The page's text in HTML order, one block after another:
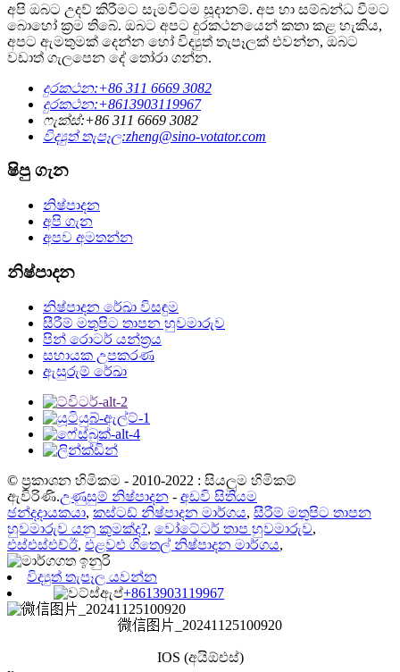
අපි ඔබට උදව් කිරීමට සැමවිටම සූදානම්. අප හා සම්බන්ධ වීමට
බොහෝ ක්‍රම තිබේ. ඔබට අපට දුරකථනයෙන් කතා කළ හැකිය,
අපට ඇමතුමක් දෙන්න හෝ විද්‍යුත් තැපෑලක් එවන්න, ඔබට
වඩාත් ගැලපෙන දේ තෝරා ගන්න.
දුරකථන:+86 311 6669 3082
දුරකථන:+8613903119967
ෆැක්ස්:+86 311 6669 3082
විද්‍යුත් තැපෑල:zheng@sino-votator.com
ෂිපු ගැන
නිෂ්පාදන
අපි ගැන
අපව අමතන්න
නිෂ්පාදන
නිෂ්පාදන රේඛා විසඳුම
සීරීම් මතුපිට තාපන හුවමාරුව
පින් රොටර් යන්ත්‍රය
සහායක උපකරණ
ඇසුරුම් රේඛා
© ප්‍රකාශන හිමිකම - 2010-2022 : සියලුම හිමිකම්
ඇවිරිණි.උණුසුම් නිෂ්පාදන - අඩවි සිතියම
ඡන්දදායකයා, කස්ටඩ් නිෂ්පාදන මාර්ගය, සීරීම් මතුපිට තාපන
හුවමාරුව යනු කුමක්ද?, වෝටේටර් තාප හුවමාරුව,
එස්එස්එච්ඊ, එළවළු ගිතෙල් නිෂ්පාදන මාර්ගය,
විද්‍යුත් තැපෑල යවන්න
+8613903119967
微信图片_20241125100920
IOS (අයිඕඑස්)